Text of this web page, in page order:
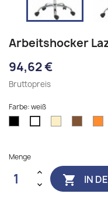
Arbeitshocker
94,62 €
Bruttopreis
Farbe: weiß
weiß
Menge
 IN